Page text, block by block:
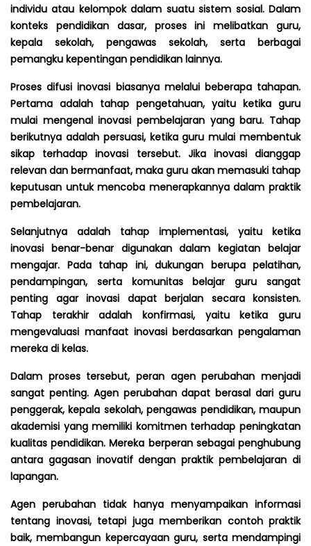
individu atau kelompok dalam suatu sistem sosial. Dalam
konteks pendidikan dasar, proses ini melibatkan guru,
kepala sekolah, pengawas sekolah, serta berbagai
pemangku kepentingan pendidikan lainnya.
Proses difusi inovasi biasanya melalui beberapa tahapan.
Pertama adalah tahap pengetahuan, yaitu ketika guru
mulai mengenal inovasi pembelajaran yang baru. Tahap
berikutnya adalah persuasi, ketika guru mulai membentuk
sikap terhadap inovasi tersebut. Jika inovasi dianggap
relevan dan bermanfaat, maka guru akan memasuki tahap
keputusan untuk mencoba menerapkannya dalam praktik
pembelajaran.
Selanjutnya adalah tahap implementasi, yaitu ketika
inovasi benar-benar digunakan dalam kegiatan belajar
mengajar. Pada tahap ini, dukungan berupa pelatihan,
pendampingan, serta komunitas belajar guru sangat
penting agar inovasi dapat berjalan secara konsisten.
Tahap terakhir adalah konfirmasi, yaitu ketika guru
mengevaluasi manfaat inovasi berdasarkan pengalaman
mereka di kelas.
Dalam proses tersebut, peran agen perubahan menjadi
sangat penting. Agen perubahan dapat berasal dari guru
penggerak, kepala sekolah, pengawas pendidikan, maupun
akademisi yang memiliki komitmen terhadap peningkatan
kualitas pendidikan. Mereka berperan sebagai penghubung
antara gagasan inovatif dengan praktik pembelajaran di
lapangan.
Agen perubahan tidak hanya menyampaikan informasi
tentang inovasi, tetapi juga memberikan contoh praktik
baik, membangun kepercayaan guru, serta mendampingi